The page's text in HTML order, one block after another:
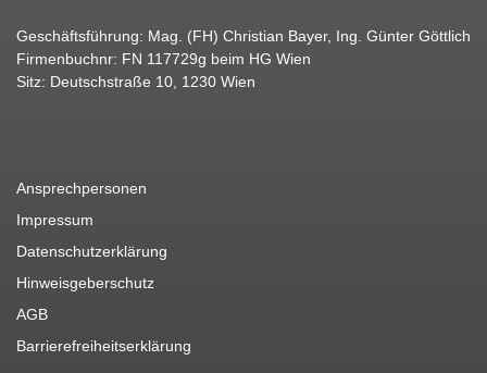
Geschäftsführung: Mag. (FH) Christian Bayer, Ing. Günter Göttlich
Firmenbuchnr: FN 117729g beim HG Wien
Sitz: Deutschstraße 10, 1230 Wien
Ansprechpersonen
Impressum
Datenschutzerklärung
Hinweisgeberschutz
AGB
Barrierefreiheitserklärung